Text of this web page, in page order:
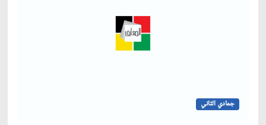
جمادي الثاني